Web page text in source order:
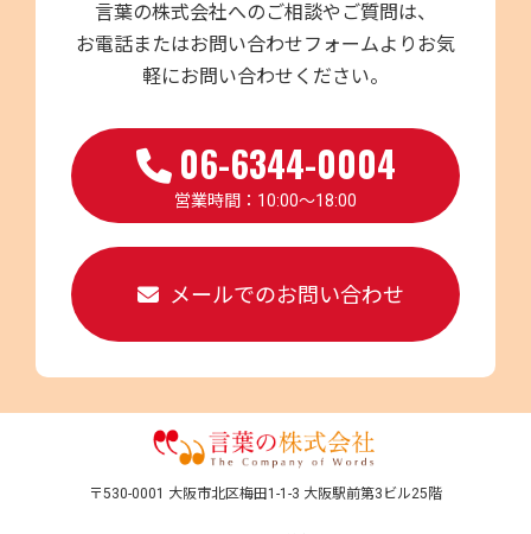
言葉の株式会社へのご相談やご質問は、
お電話またはお問い合わせフォームよりお気
軽にお問い合わせください。
06-6344-0004
営業時間：10:00～18:00
メールでのお問い合わせ
〒530-0001 大阪市北区梅田1-1-3 大阪駅前第3ビル25階